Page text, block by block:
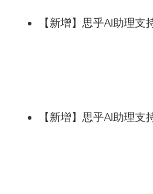
【新增】思乎AI助理
【新增】思乎AI助理支